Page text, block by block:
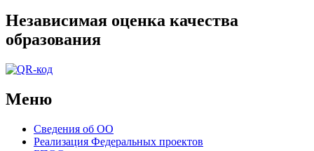
Независимая оценка качества
образования
Меню
Сведения об ОО
Реализация Федеральных проектов